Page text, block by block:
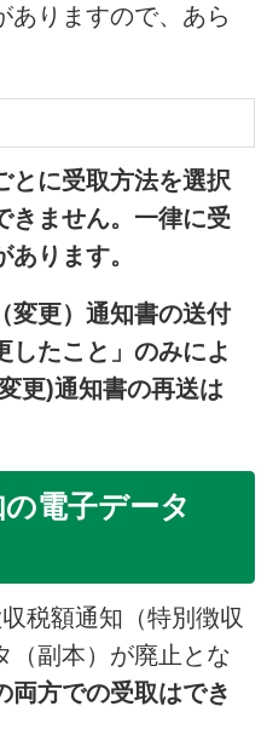
ありますので、あら
とに受取方法を選択
きません。一律に受
ります。
変更）通知書の送付
したこと」のみによ
更)通知書の再送は
電子データ
税額通知（特別徴収
（副本）が廃止とな
両方での受取はでき